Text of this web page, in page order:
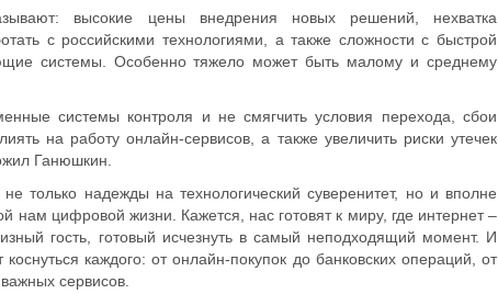
высокие цены внедрения новых решений, нехватка
с российскими технологиями, а также сложности с быстрой
системы. Особенно тяжело может быть малому и среднему
системы контроля и не смягчить условия перехода, сбои
на работу онлайн-сервисов, а также увеличить риски утечек
Ганюшкин.
только надежды на технологический суверенитет, но и вполне
нам цифровой жизни. Кажется, нас готовят к миру, где интернет –
гость, готовый исчезнуть в самый неподходящий момент. И
каждого: от онлайн-покупок до банковских операций, от
сервисов.